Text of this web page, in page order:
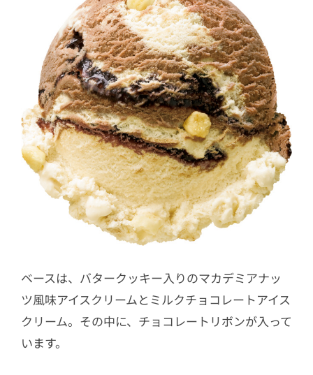
ベースは、バタークッキー入りのマカデミアナッ
ツ風味アイスクリームとミルクチョコレートアイス
クリーム。その中に、チョコレートリボンが入って
います。